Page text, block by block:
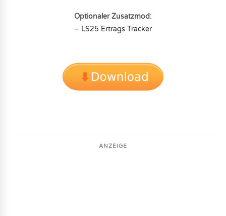
Optionaler Zusatzmod:
– LS25 Ertrags Tracker
ANZEIGE